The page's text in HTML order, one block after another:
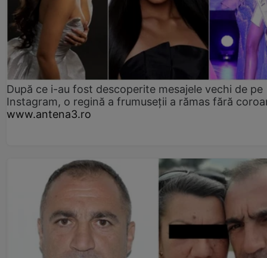
După ce i-au fost descoperite mesajele vechi de pe
Instagram, o regină a frumuseții a rămas fără
www.antena3.ro